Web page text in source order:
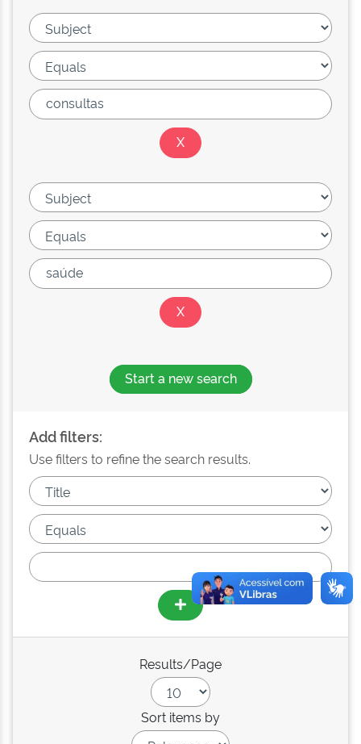
Start a new search
Add filters:
Use filters to refine the search results.
Results/Page
Sort items by